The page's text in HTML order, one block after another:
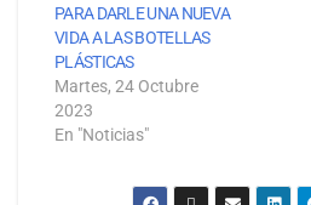
PARA DARLE UNA NUEVA
VIDA A LAS BOTELLAS
PLÁSTICAS
Martes, 24 Octubre
2023
En "Noticias"